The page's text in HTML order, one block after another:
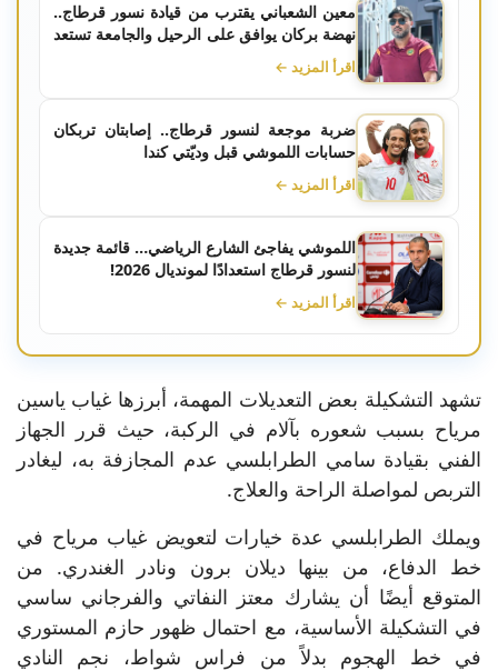
معين الشعباني يقترب من قيادة نسور قرطاج..
نهضة بركان يوافق على الرحيل والجامعة تستعد
للإعلان الرسمي
اقرأ المزيد ←
ضربة موجعة لنسور قرطاج.. إصابتان تربكان
حسابات اللموشي قبل وديّتي كندا
اقرأ المزيد ←
اللموشي يفاجئ الشارع الرياضي… قائمة جديدة
لنسور قرطاج استعدادًا لمونديال 2026!
اقرأ المزيد ←
تشهد التشكيلة بعض التعديلات المهمة، أبرزها غياب ياسين
مرياح بسبب شعوره بآلام في الركبة، حيث قرر الجهاز
الفني بقيادة سامي الطرابلسي عدم المجازفة به، ليغادر
التربص لمواصلة الراحة والعلاج.
ويملك الطرابلسي عدة خيارات لتعويض غياب مرياح في
خط الدفاع، من بينها ديلان برون ونادر الغندري. من
المتوقع أيضًا أن يشارك معتز النفاتي والفرجاني ساسي
في التشكيلة الأساسية، مع احتمال ظهور حازم المستوري
في خط الهجوم بدلاً من فراس شواط، نجم النادي